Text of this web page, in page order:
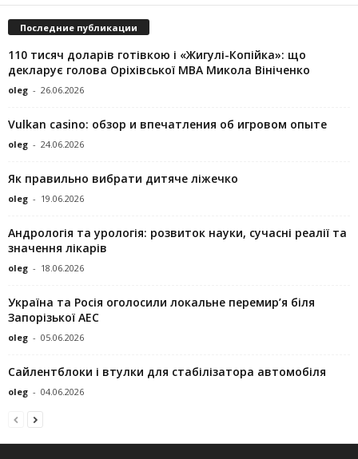
Последние публикации
110 тисяч доларів готівкою і «Жигулі-Копійка»: що
декларує голова Оріхівської МВА Микола Вініченко
oleg - 26.06.2026
Vulkan casino: обзор и впечатления об игровом опыте
oleg - 24.06.2026
Як правильно вибрати дитяче ліжечко
oleg - 19.06.2026
Андрологія та урологія: розвиток науки, сучасні реалії та
значення лікарів
oleg - 18.06.2026
Україна та Росія оголосили локальне перемир’я біля
Запорізької АЕС
oleg - 05.06.2026
Сайлентблоки і втулки для стабілізатора автомобіля
oleg - 04.06.2026